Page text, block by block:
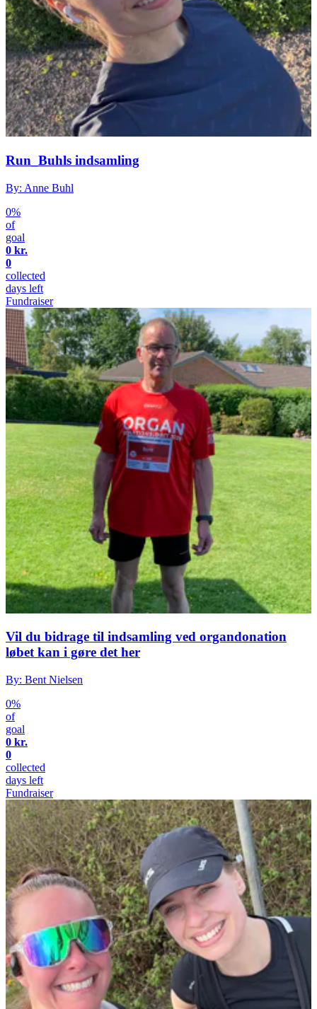
Run_Buhls indsamling
By: Anne Buhl
0%
of
goal
0 kr.
0
collected
days left
Fundraiser
Vil du bidrage til indsamling ved organdonation
løbet kan i gøre det her
By: Bent Nielsen
0%
of
goal
0 kr.
0
collected
days left
Fundraiser